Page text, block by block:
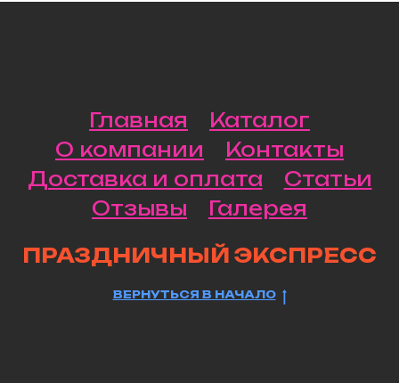
Главная
Каталог
О компании
Контакты
Доставка и оплата
Статьи
Отзывы
Галерея
ПРАЗДНИЧНЫЙ ЭКСПРЕСС
ВЕРНУТЬСЯ В НАЧАЛО